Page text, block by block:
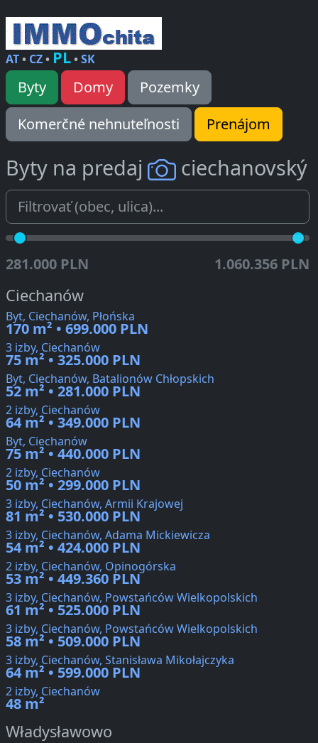
AT• CZ• PL•SK
Byty Domy
Pozemky
Komerčné nehnuteľnosti
Prenájom
Byty na predaj ciechanovský
281.000 PLN 1.060.356 PLN
Ciechanów
Byt, Ciechanów, Płońska
170 m² • 699.000 PLN
3 izby, Ciechanów
75 m² • 325.000 PLN
Byt, Ciechanów, Batalionów Chłopskich
52 m² • 281.000 PLN
2 izby, Ciechanów
64 m² • 349.000 PLN
Byt, Ciechanów
75 m² • 440.000 PLN
2 izby, Ciechanów
50 m² • 299.000 PLN
3 izby, Ciechanów, Armii Krajowej
81 m² • 530.000 PLN
3 izby, Ciechanów, Adama Mickiewicza
54 m² • 424.000 PLN
2 izby, Ciechanów, Opinogórska
53 m² • 449.360 PLN
3 izby, Ciechanów, Powstańców Wielkopolskich
61 m² • 525.000 PLN
3 izby, Ciechanów, Powstańców Wielkopolskich
58 m² • 509.000 PLN
3 izby, Ciechanów, Stanisława Mikołajczyka
64 m² • 599.000 PLN
2 izby, Ciechanów
48 m²
Władysławowo